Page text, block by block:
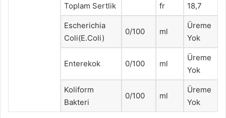
Toplam Sertlik fr 18,7
Escherichia
Coli(E.Coli)
0/100 ml
Üreme
Yok
Enterekok 0/100 ml
Üreme
Yok
Koliform
Bakteri
0/100 ml
Üreme
Yok